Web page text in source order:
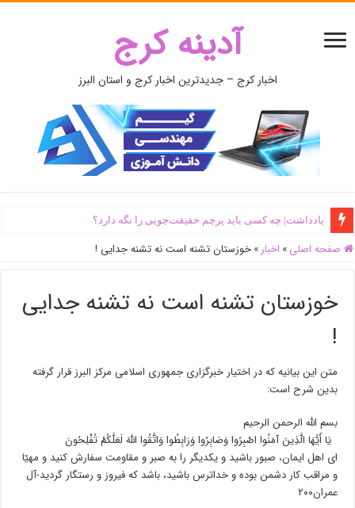
آدینه کرج
اخبار کرج – جدیدترین اخبار کرج و استان البرز
یادداشت| ‌چه کسی باید پرچم حقیقت‌جویی را نگه دارد؟
صفحه اصلی » اخبار » خوزستان تشنه است نه تشنه جدایی !
خوزستان تشنه است نه تشنه جدایی
!
متن این بیانیه که در اختیار خبرگزاری جمهوری اسلامی مرکز البرز قرار گرفته
بدین شرح است:
بسم الله الرحمن الرحیم
یَا أَیُّهَا الَّذِینَ آمَنُوا اصْبِرُوا وَصَابِرُوا وَرَابِطُوا وَاتَّقُوا اللَّهَ لَعَلَّکُمْ تُفْلِحُونَ
ای اهل ایمان، صبور باشید و یکدیگر را به صبر و مقاومت سفارش کنید و مهیّا
و مراقب کار دشمن بوده و خداترس باشید، باشد که فیروز و رستگار گردید-آل
عمران۲۰۰